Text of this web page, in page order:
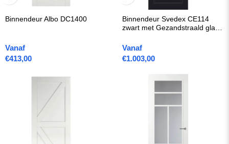
Binnendeur Albo DC1400
Vanaf
€413,00
Binnendeur Svedex CE114
zwart met Gezandstraald glas
Vanaf
€1.003,00